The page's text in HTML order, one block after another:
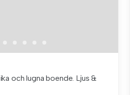
och lugna boende. Ljus &